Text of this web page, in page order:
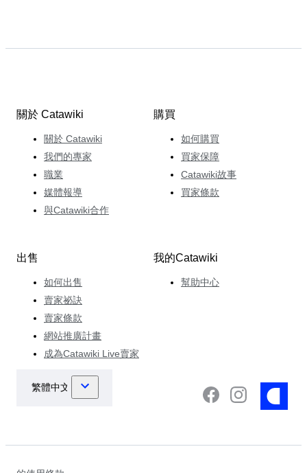
關於 Catawiki
關於 Catawiki
我們的專家
職業
媒體報導
與Catawiki合作
購買
如何購買
買家保障
Catawiki故事
買家條款
出售
如何出售
賣家祕訣
賣家條款
網站推廣計畫
成為Catawiki Live賣家
我的Catawiki
幫助中心